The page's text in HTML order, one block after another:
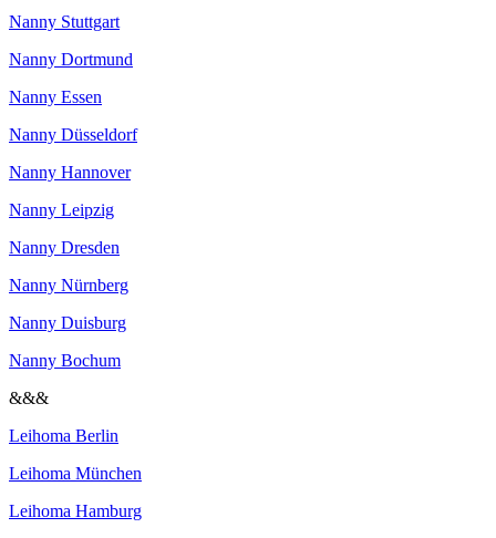
Nanny Stuttgart
Nanny Dortmund
Nanny Essen
Nanny Düsseldorf
Nanny Hannover
Nanny Leipzig
Nanny Dresden
Nanny Nürnberg
Nanny Duisburg
Nanny Bochum
&&&
Leihoma Berlin
Leihoma München
Leihoma Hamburg